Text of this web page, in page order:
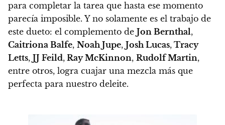
para completar la tarea que hasta ese momento
parecía imposible. Y no solamente es el trabajo de
este dueto: el complemento de Jon Bernthal,
Caitriona Balfe, Noah Jupe, Josh Lucas, Tracy
Letts, JJ Feild, Ray McKinnon, Rudolf Martin,
entre otros, logra cuajar una mezcla más que
perfecta para nuestro deleite.